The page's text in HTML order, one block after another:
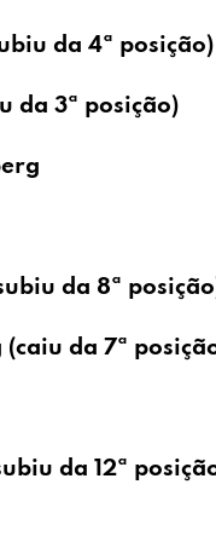
da 4ª posição)
da 3ª posição)
da 8ª
da 7ª
da 12ª